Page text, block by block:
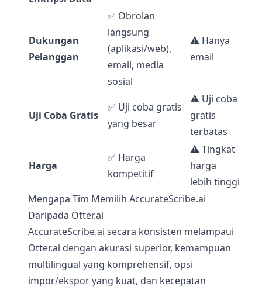
Dukungan
Pelanggan
✅ Obrolan
langsung
(aplikasi/web),
email, media
sosial
⚠️ Hanya
email
Uji Coba Gratis
✅ Uji coba gratis
yang besar
⚠️ Uji coba
gratis
terbatas
Harga
✅ Harga
kompetitif
⚠️ Tingkat
harga
lebih tinggi
Mengapa Tim Memilih AccurateScribe.ai
Daripada Otter.ai
AccurateScribe.ai secara konsisten melampaui
Otter.ai dengan akurasi superior, kemampuan
multilingual yang komprehensif, opsi
impor/ekspor yang kuat, dan kecepatan